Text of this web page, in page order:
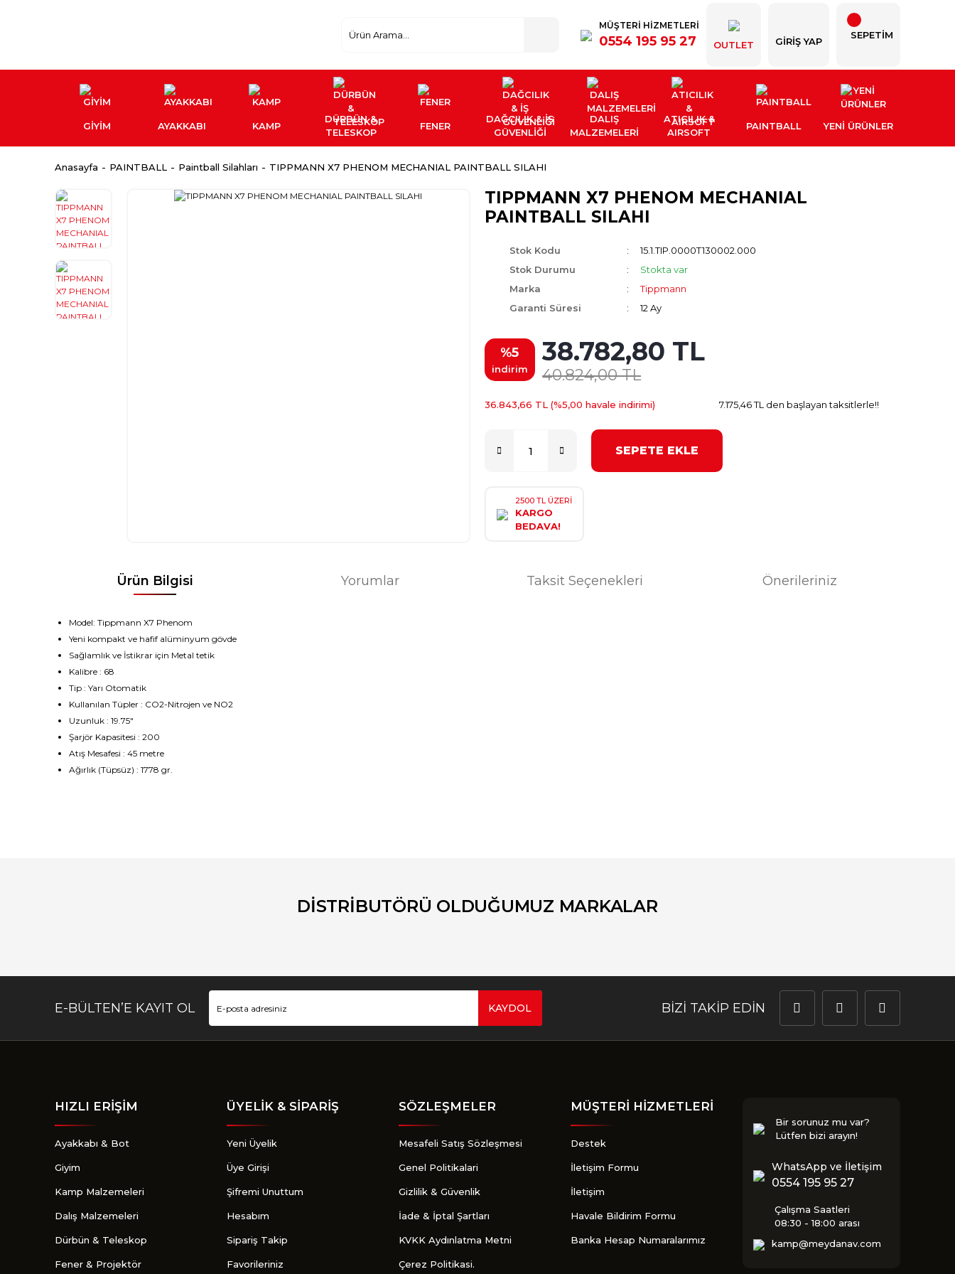
MÜŞTERİ HİZMETLERİ
0554 195 95 27 OUTLET GIRIŞ YAP
SEPETİM
GİYİM AYAKKABI KAMP
DÜRBÜN &
TELESKOP
FENER
DAĞCILIK & İŞ
GÜVENLİĞİ
DALIŞ
MALZEMELERİ
ATICILIK &
AIRSOFT
PAINTBALL YENI ÜRÜNLER
Anasayfa PAINTBALL Paintball Silahları TIPPMANN X7 PHENOM MECHANIAL PAINTBALL SILAHI
TIPPMANN X7 PHENOM MECHANIAL
PAINTBALL SILAHI
Stok Kodu
15.1.TIP.0000T130002.000
Stok Durumu
Stokta var
Marka
Tippmann
Garanti Süresi
12 Ay
%5
indirim
38.782,80 TL
40.824,00 TL
36.843,66 TL (%5,00 havale indirimi) 7.175,46 TL den başlayan taksitlerle!!
SEPETE EKLE
2500 TL ÜZERİ
KARGO
BEDAVA!
Ürün Bilgisi Yorumlar Taksit Seçenekleri Önerileriniz
Model: Tippmann X7 Phenom
Yeni kompakt ve hafif alüminyum gövde
Sağlamlık ve İstikrar için Metal tetik
Kalibre : 68
Tip : Yarı Otomatik
Kullanılan Tüpler : CO2-Nitrojen ve NO2
Uzunluk : 19.75"
Şarjör Kapasitesi : 200
Atış Mesafesi : 45 metre
Ağırlık (Tüpsüz) : 1778 gr.
Yorum Yaz
DİSTRİBUTÖRÜ OLDUĞUMUZ MARKALAR
E-BÜLTEN’E KAYIT OL KAYDOL BİZİ TAKİP EDİN
HIZLI ERİŞİM
Ayakkabı & Bot
Giyim
Kamp Malzemeleri
Dalış Malzemeleri
Dürbün & Teleskop
Fener & Projektör
ÜYELİK & SİPARİŞ
Yeni Üyelik
Üye Girişi
Şifremi Unuttum
Hesabım
Sipariş Takip
Favorileriniz
SÖZLEŞMELER
Mesafeli Satış Sözleşmesi
Genel Politikalari
Gizlilik & Güvenlik
İade & İptal Şartları
KVKK Aydınlatma Metni
Çerez Politikasi.
MÜŞTERİ HİZMETLERİ
Destek
İletişim Formu
İletişim
Havale Bildirim Formu
Banka Hesap Numaralarımız
Bir sorunuz mu var?
Lütfen bizi arayın!
WhatsApp ve İletişim
0554 195 95 27
Çalışma Saatleri
08:30 - 18:00 arası
kamp@meydanav.com